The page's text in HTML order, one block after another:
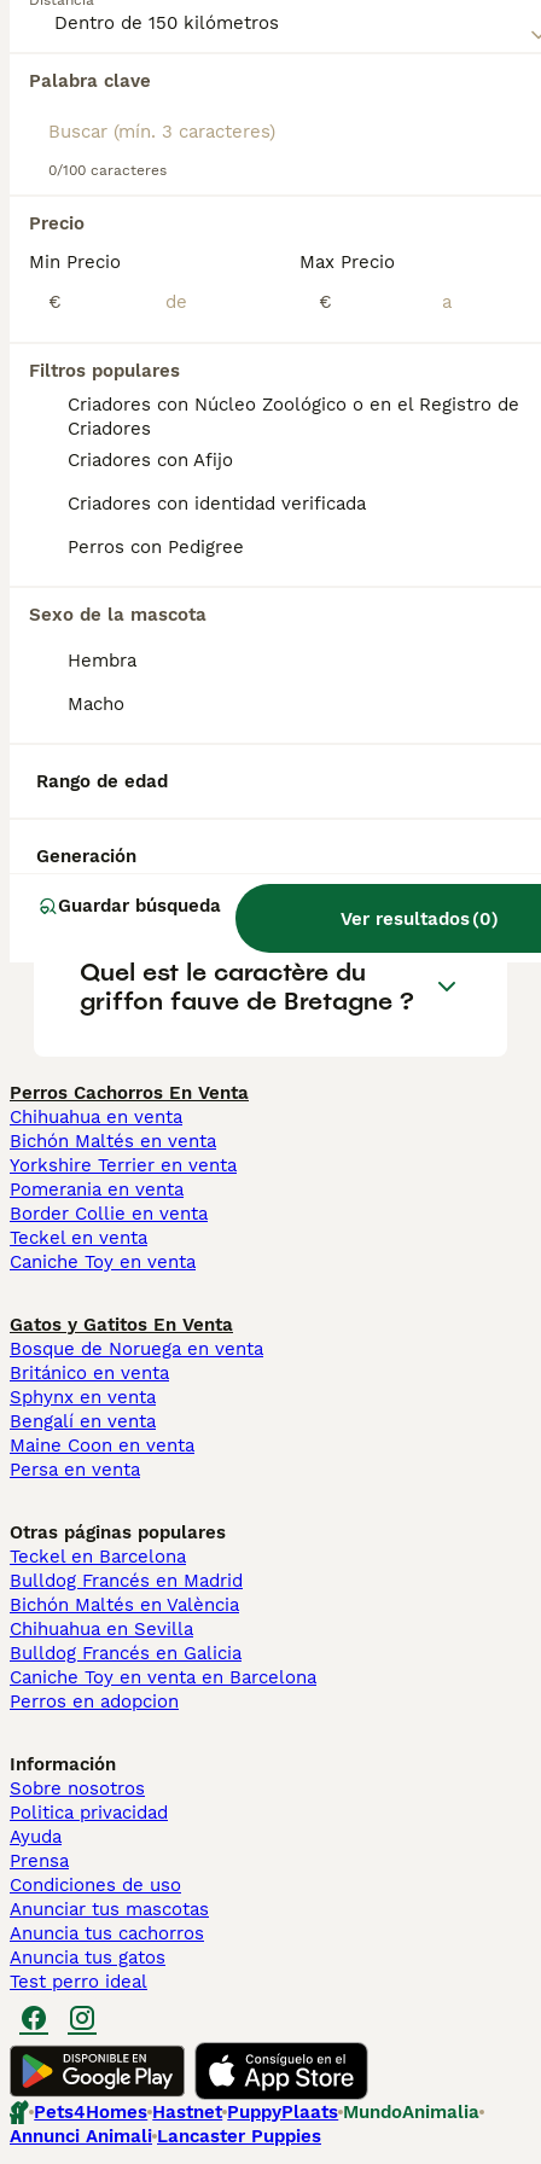
Palabra clave
0/100 caracteres
Precio
Min Precio
€
Max Precio
€
Filtros populares
Criadores con Núcleo Zoológico o en el Registro de
Criadores
Criadores con Afijo
Criadores con identidad verificada
Perros con Pedigree
Sexo de la mascota
Hembra
Macho
Rango de edad
Generación
Guardar búsqueda
Ver resultados(0)
Encontramos 0 Griffon Fauve de Bretagne
Madrid.
Si deseas exactamente esta búsqueda guarda tu
¿El Basset Fauve de Bretagne
es una buena mascota?
Son perritos alegres, inteligentes,
Basset Fauve de Bretagne se lleva bien con
avisarán de la presencia de extraños en la
¿Qué tamaño tiene un
Basset fauve de bretagne?
Quel est le caractère du
griffon fauve de Bretagne ?
Perros Cachorros En Venta
Chihuahua en venta
Bichón Maltés en venta
Yorkshire Terrier en venta
Pomerania en venta
Border Collie en venta
Teckel en venta
Caniche Toy en venta
Gatos y Gatitos En Venta
Bosque de Noruega en venta
Británico en venta
Sphynx en venta
Bengalí en venta
Maine Coon en venta
Persa en venta
Otras páginas populares
Teckel en Barcelona
Bulldog Francés en Madrid
Bichón Maltés en València
Chihuahua en Sevilla
Bulldog Francés en Galicia
Caniche Toy en venta en Barcelona
Perros en adopcion
Información
Sobre nosotros
Politica privacidad
Ayuda
Prensa
Condiciones de uso
Anunciar tus mascotas
Anuncia tus cachorros
Anuncia tus gatos
Test perro ideal
Pets4Homes Hastnet PuppyPlaats MundoAnimalia
Annunci Animali Lancaster Puppies